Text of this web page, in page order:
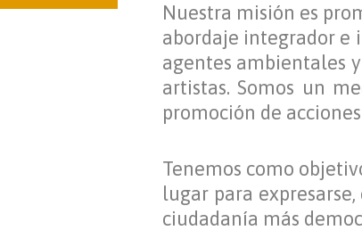
Nuestra misión es
abordaje integrador e
agentes ambientales
artistas. Somos un
promoción de
Tenemos como
lugar para
ciudadanía más